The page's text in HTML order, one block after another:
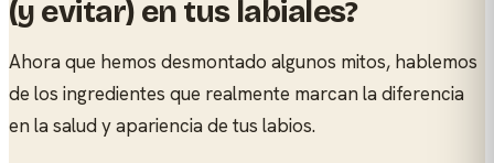
(y evitar) en tus labiales?
Ahora que hemos desmontado algunos mitos, hablemos
de los ingredientes que realmente marcan la diferencia
en la salud y apariencia de tus labios.